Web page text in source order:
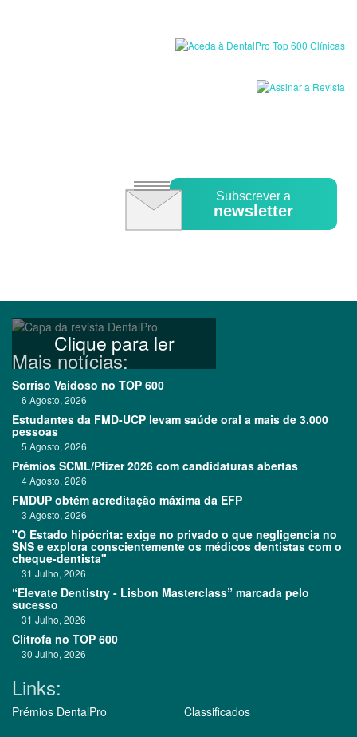
Subscrever a
newsletter
Clique para ler
Mais notícias:
Sorriso Vaidoso no TOP 600
6 Agosto, 2026
Estudantes da FMD-UCP levam saúde oral a mais de 3.000
pessoas
5 Agosto, 2026
Prémios SCML/Pfizer 2026 com candidaturas abertas
4 Agosto, 2026
FMDUP obtém acreditação máxima da EFP
3 Agosto, 2026
"O Estado hipócrita: exige no privado o que negligencia no
SNS e explora conscientemente os médicos dentistas com o
cheque-dentista"
31 Julho, 2026
“Elevate Dentistry - Lisbon Masterclass” marcada pelo
sucesso
31 Julho, 2026
Clitrofa no TOP 600
30 Julho, 2026
Links:
Prémios DentalPro
Classificados